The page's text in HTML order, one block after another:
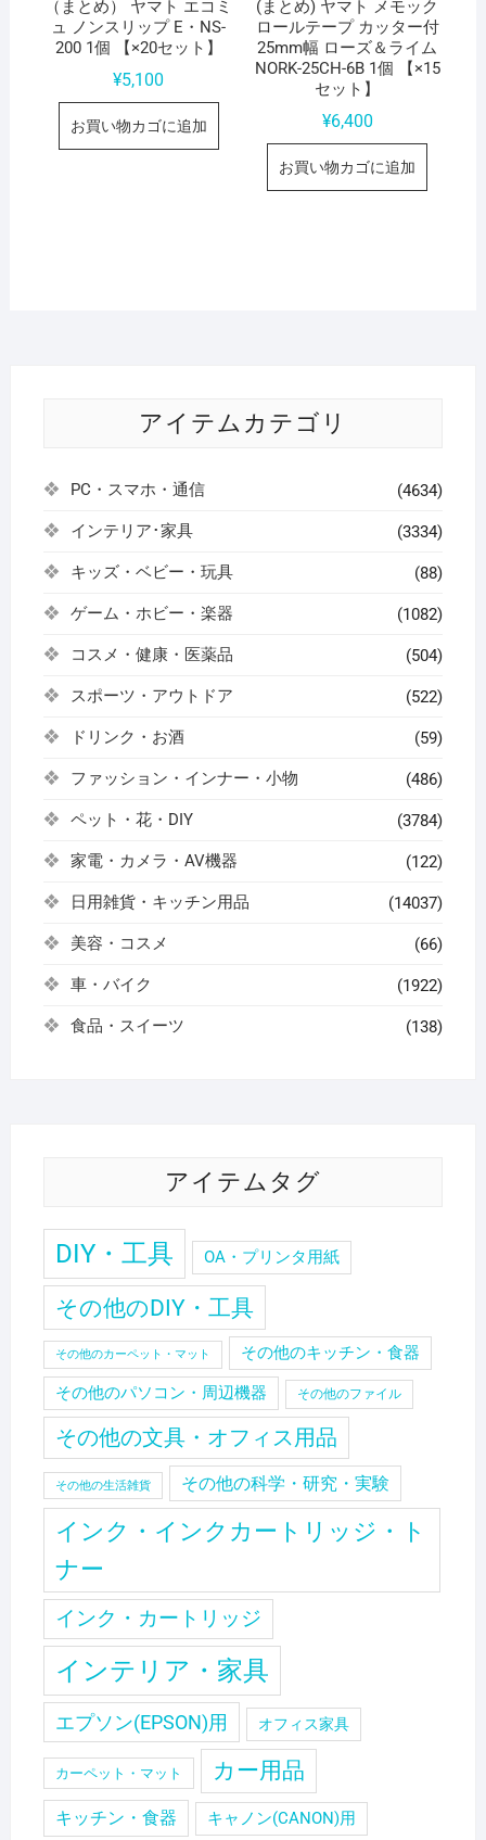
（まとめ） ヤマト エコミ
ュ ノンスリップ E・NS-
200 1個 【×20セット】
¥5,100
お買い物カゴに追加
(まとめ) ヤマト メモック
ロールテープ カッター付
25mm幅 ローズ＆ライム
NORK-25CH-6B 1個 【×15
セット】
¥6,400
お買い物カゴに追加
アイテムカテゴリ
PC・スマホ・通信 (4634)
インテリア･家具 (3334)
キッズ・ベビー・玩具 (88)
ゲーム・ホビー・楽器 (1082)
コスメ・健康・医薬品 (504)
スポーツ・アウトドア (522)
ドリンク・お酒 (59)
ファッション・インナー・小物 (486)
ペット・花・DIY (3784)
家電・カメラ・AV機器 (122)
日用雑貨・キッチン用品 (14037)
美容・コスメ (66)
車・バイク (1922)
食品・スイーツ (138)
アイテムタグ
DIY・工具 OA・プリンタ用紙
その他のDIY・工具
その他のカーペット・マット その他のキッチン・食器
その他のパソコン・周辺機器 その他のファイル
その他の文具・オフィス用品
その他の生活雑貨 その他の科学・研究・実験
インク・インクカートリッジ・ト
ナー
インク・カートリッジ
インテリア・家具
エプソン(EPSON)用 オフィス家具
カーペット・マット カー用品
キッチン・食器 キャノン(CANON)用